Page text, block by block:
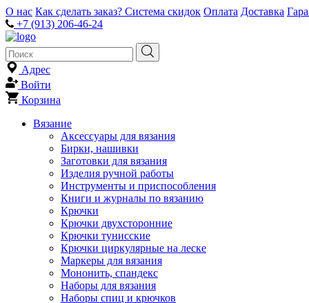
О нас Как сделать заказ? Система скидок Оплата Доставка
+7 (913) 206-46-24
Адрес
Войти
Корзина
Вязание
Аксессуары для вязания
Бирки, нашивки
Заготовки для вязания
Изделия ручной работы
Инструменты и приспособления
Книги и журналы по вязанию
Крючки
Крючки двухсторонние
Крючки тунисские
Крючки циркулярные на леске
Маркеры для вязания
Мононить, спандекс
Наборы для вязания
Наборы спиц и крючков